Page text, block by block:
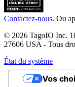
Contactez-nous. Ou
© 2026 TagoIO Inc.
27606 USA - Tous
État du système
Vos